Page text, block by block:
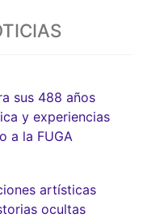
sus 488 años
y experiencias
a la FUGA
artísticas
ocultas